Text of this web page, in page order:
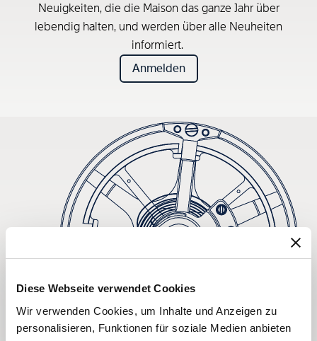
Diese Webseite verwendet Cookies
Wir verwenden Cookies, um Inhalte und Anzeigen zu
personalisieren, Funktionen für soziale Medien anbieten
Neuigkeiten, die die Maison das ganze Jahr über
lebendig halten, und werden über alle Neuheiten
informiert.
Anmelden